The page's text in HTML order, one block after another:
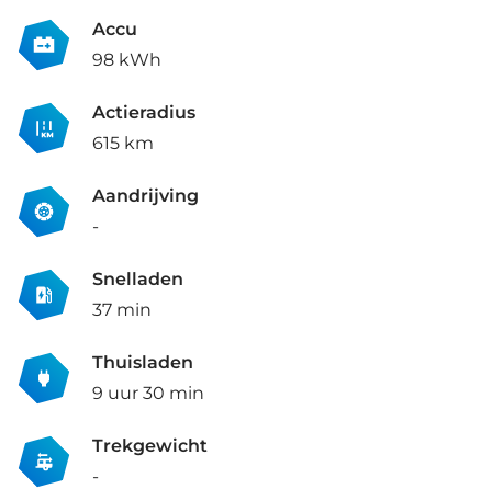
Accu
98 kWh
Actieradius
615 km
Aandrijving
-
Snelladen
37 min
Thuisladen
9 uur 30 min
Trekgewicht
-